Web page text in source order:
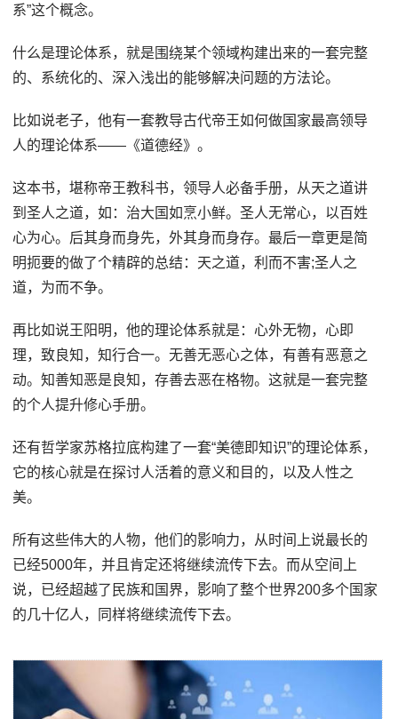
系”这个概念。
什么是理论体系，就是围绕某个领域构建出来的一套完整
的、系统化的、深入浅出的能够解决问题的方法论。
比如说老子，他有一套教导古代帝王如何做国家最高领导
人的理论体系——《道德经》。
这本书，堪称帝王教科书，领导人必备手册，从天之道讲
到圣人之道，如：治大国如烹小鲜。圣人无常心，以百姓
心为心。后其身而身先，外其身而身存。最后一章更是简
明扼要的做了个精辟的总结：天之道，利而不害;圣人之
道，为而不争。
再比如说王阳明，他的理论体系就是：心外无物，心即
理，致良知，知行合一。无善无恶心之体，有善有恶意之
动。知善知恶是良知，存善去恶在格物。这就是一套完整
的个人提升修心手册。
还有哲学家苏格拉底构建了一套“美德即知识”的理论体系，
它的核心就是在探讨人活着的意义和目的，以及人性之
美。
所有这些伟大的人物，他们的影响力，从时间上说最长的
已经5000年，并且肯定还将继续流传下去。而从空间上
说，已经超越了民族和国界，影响了整个世界200多个国家
的几十亿人，同样将继续流传下去。